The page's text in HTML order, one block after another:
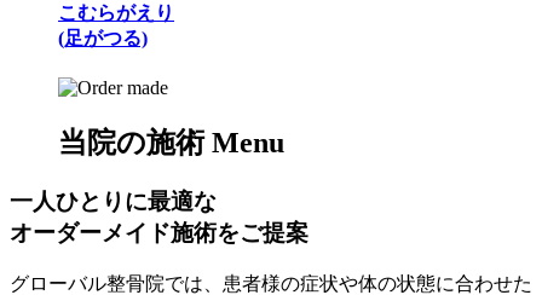
こむらがえり
(足がつる)
当院の施術 Menu
一人ひとりに最適な
オーダーメイド施術をご提案
グローバル整骨院では、患者様の症状や体の状態に合わせた